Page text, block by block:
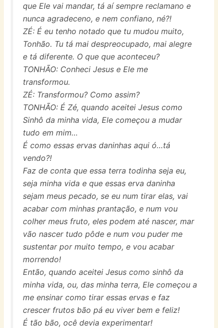
que Ele vai mandar, tá aí sempre reclamano e
nunca agradeceno, e nem confiano, né?!
ZÉ: É eu tenho notado que tu mudou muito,
Tonhão. Tu tá mai despreocupado, mai alegre
e tá diferente. O que que aconteceu?
TONHÃO: Conheci Jesus e Ele me
transformou.
ZÉ: Transformou? Como assim?
TONHÃO: É Zé, quando aceitei Jesus como
Sinhô da minha vida, Ele começou a mudar
tudo em mim…
É como essas ervas daninhas aqui ó…tá
vendo?!
Faz de conta que essa terra todinha seja eu,
seja minha vida e que essas erva daninha
sejam meus pecado, se eu num tirar elas, vai
acabar com minhas prantação, e num vou
colher meus fruto, eles podem até nascer, mar
vão nascer tudo pôde e num vou puder me
sustentar por muito tempo, e vou acabar
morrendo!
Então, quando aceitei Jesus como sinhô da
minha vida, ou, das minha terra, Ele começou a
me ensinar como tirar essas ervas e faz
crescer frutos bão pá eu viver bem e feliz!
É tão bão, ocê devia experimentar!